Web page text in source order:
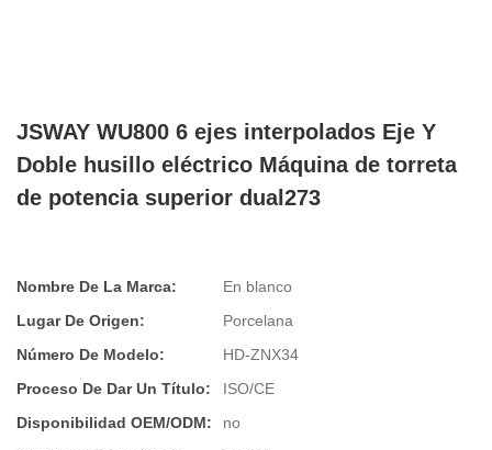
JSWAY WU800 6 ejes interpolados Eje Y
Doble husillo eléctrico Máquina de torreta
de potencia superior dual273
Nombre De La Marca:
En blanco
Lugar De Origen:
Porcelana
Número De Modelo:
HD-ZNX34
Proceso De Dar Un Título:
ISO/CE
Disponibilidad OEM/ODM:
no